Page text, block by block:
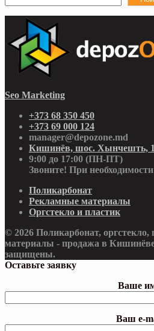
Seo Marketing
+373 68 350 450
+373 69 000 124
manager@depozone.md
Кишинёв, шос. Хынчешть,
9:00 до 17:00 (ПН-ПТ)
Звоните! При
Поликарбонат
Рекламные материалы
Оргстекло и пластик
© 2026 Поликарбонат,
материалы - продажа в
защищены.
Оставьте заявку
Ваше
Ваш e-